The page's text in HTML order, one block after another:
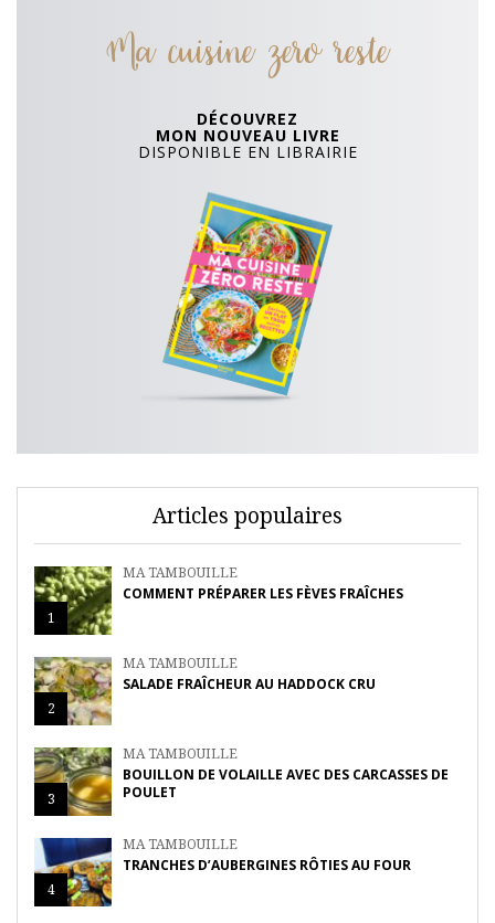
Ma cuisine zero reste
DÉCOUVREZ
MON NOUVEAU LIVRE
DISPONIBLE EN LIBRAIRIE
Articles populaires
1
MA TAMBOUILLE
COMMENT PRÉPARER LES FÈVES FRAÎCHES
2
MA TAMBOUILLE
SALADE FRAÎCHEUR AU HADDOCK CRU
3
MA TAMBOUILLE
BOUILLON DE VOLAILLE AVEC DES CARCASSES DE
POULET
4
MA TAMBOUILLE
TRANCHES D’AUBERGINES RÔTIES AU FOUR